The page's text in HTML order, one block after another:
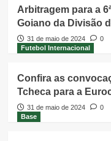
Arbitragem para a
Goiano da Divisão
31 de maio de 2024
0
Futebol Internacional
Confira as
Tcheca para a
31 de maio de 2024
0
Base